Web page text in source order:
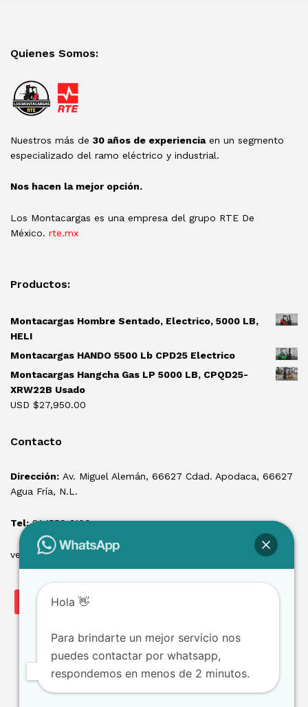
Quienes Somos:
Nuestros más de 30 años de experienciaen un segmento
especializado del ramo eléctrico y industrial.
Nos hacen la mejor opción.
Los Montacargas es una empresa del grupo RTE De
México. rte.mx
Productos:
Montacargas Hombre Sentado, Electrico, 5000 LB,
HELI
Montacargas HANDO 5500 Lb CPD25 Electrico
Montacargas Hangcha Gas LP 5000 LB, CPQD25-
XRW22B Usado
USD $27,950.00
Contacto
Dirección: Av. Miguel Alemán, 66627 Cdad. Apodaca, 66627
Agua Fría, N.L.
Tel:81 1550 3100
ventas@losmontacargas.mx
Hola 👋
Para brindarte un mejor servicio nos
puedes contactar por whatsapp,
respondemos en menos de 2 minutos.